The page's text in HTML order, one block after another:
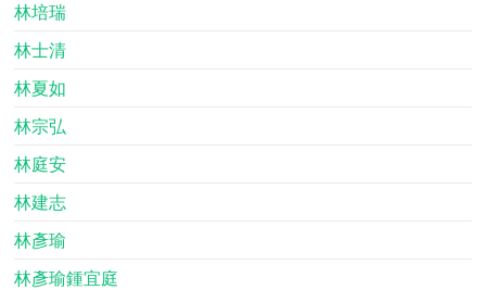
林培瑞
林士清
林夏如
林宗弘
林庭安
林建志
林彥瑜
林彥瑜鍾宜庭